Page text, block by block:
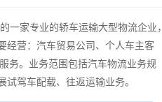
家专业的轿车运输大型物流企业，
经营：汽车贸易公司、个人车主客
务。业务范围包括汽车物流业务规
驾车配载、往返运输业务。